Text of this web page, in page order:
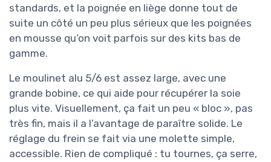
standards, et la poignée en liège donne tout de
suite un côté un peu plus sérieux que les poignées
en mousse qu’on voit parfois sur des kits bas de
gamme.
Le moulinet alu 5/6 est assez large, avec une
grande bobine, ce qui aide pour récupérer la soie
plus vite. Visuellement, ça fait un peu « bloc », pas
très fin, mais il a l’avantage de paraître solide. Le
réglage du frein se fait via une molette simple,
accessible. Rien de compliqué : tu tournes, ça serre,